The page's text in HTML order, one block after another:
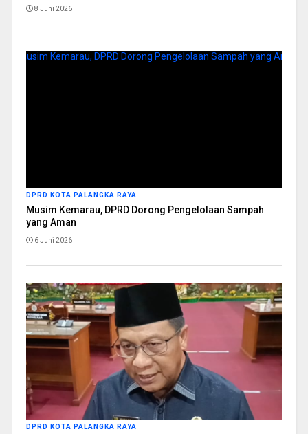
8 Juni 2026
DPRD KOTA PALANGKA RAYA
Musim Kemarau, DPRD Dorong Pengelolaan Sampah
yang Aman
6 Juni 2026
DPRD KOTA PALANGKA RAYA